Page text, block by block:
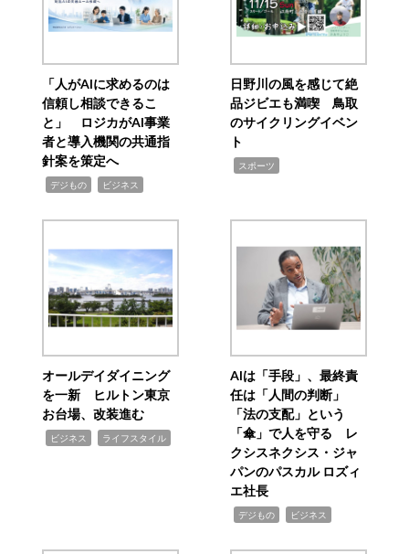
「人がAIに求めるのは
信頼し相談できるこ
と」 ロジカがAI事業
者と導入機関の共通指
針案を策定へ
デジもの ビジネス
日野川の風を感じて絶
品ジビエも満喫 鳥取
のサイクリングイベン
ト
スポーツ
オールデイダイニング
を一新 ヒルトン東京
お台場、改装進む
ビジネス ライフスタイル
AIは「手段」、最終責
任は「人間の判断」
「法の支配」という
「傘」で人を守る レ
クシスネクシス・ジャ
パンのパスカル ロズィ
エ社長
デジもの ビジネス